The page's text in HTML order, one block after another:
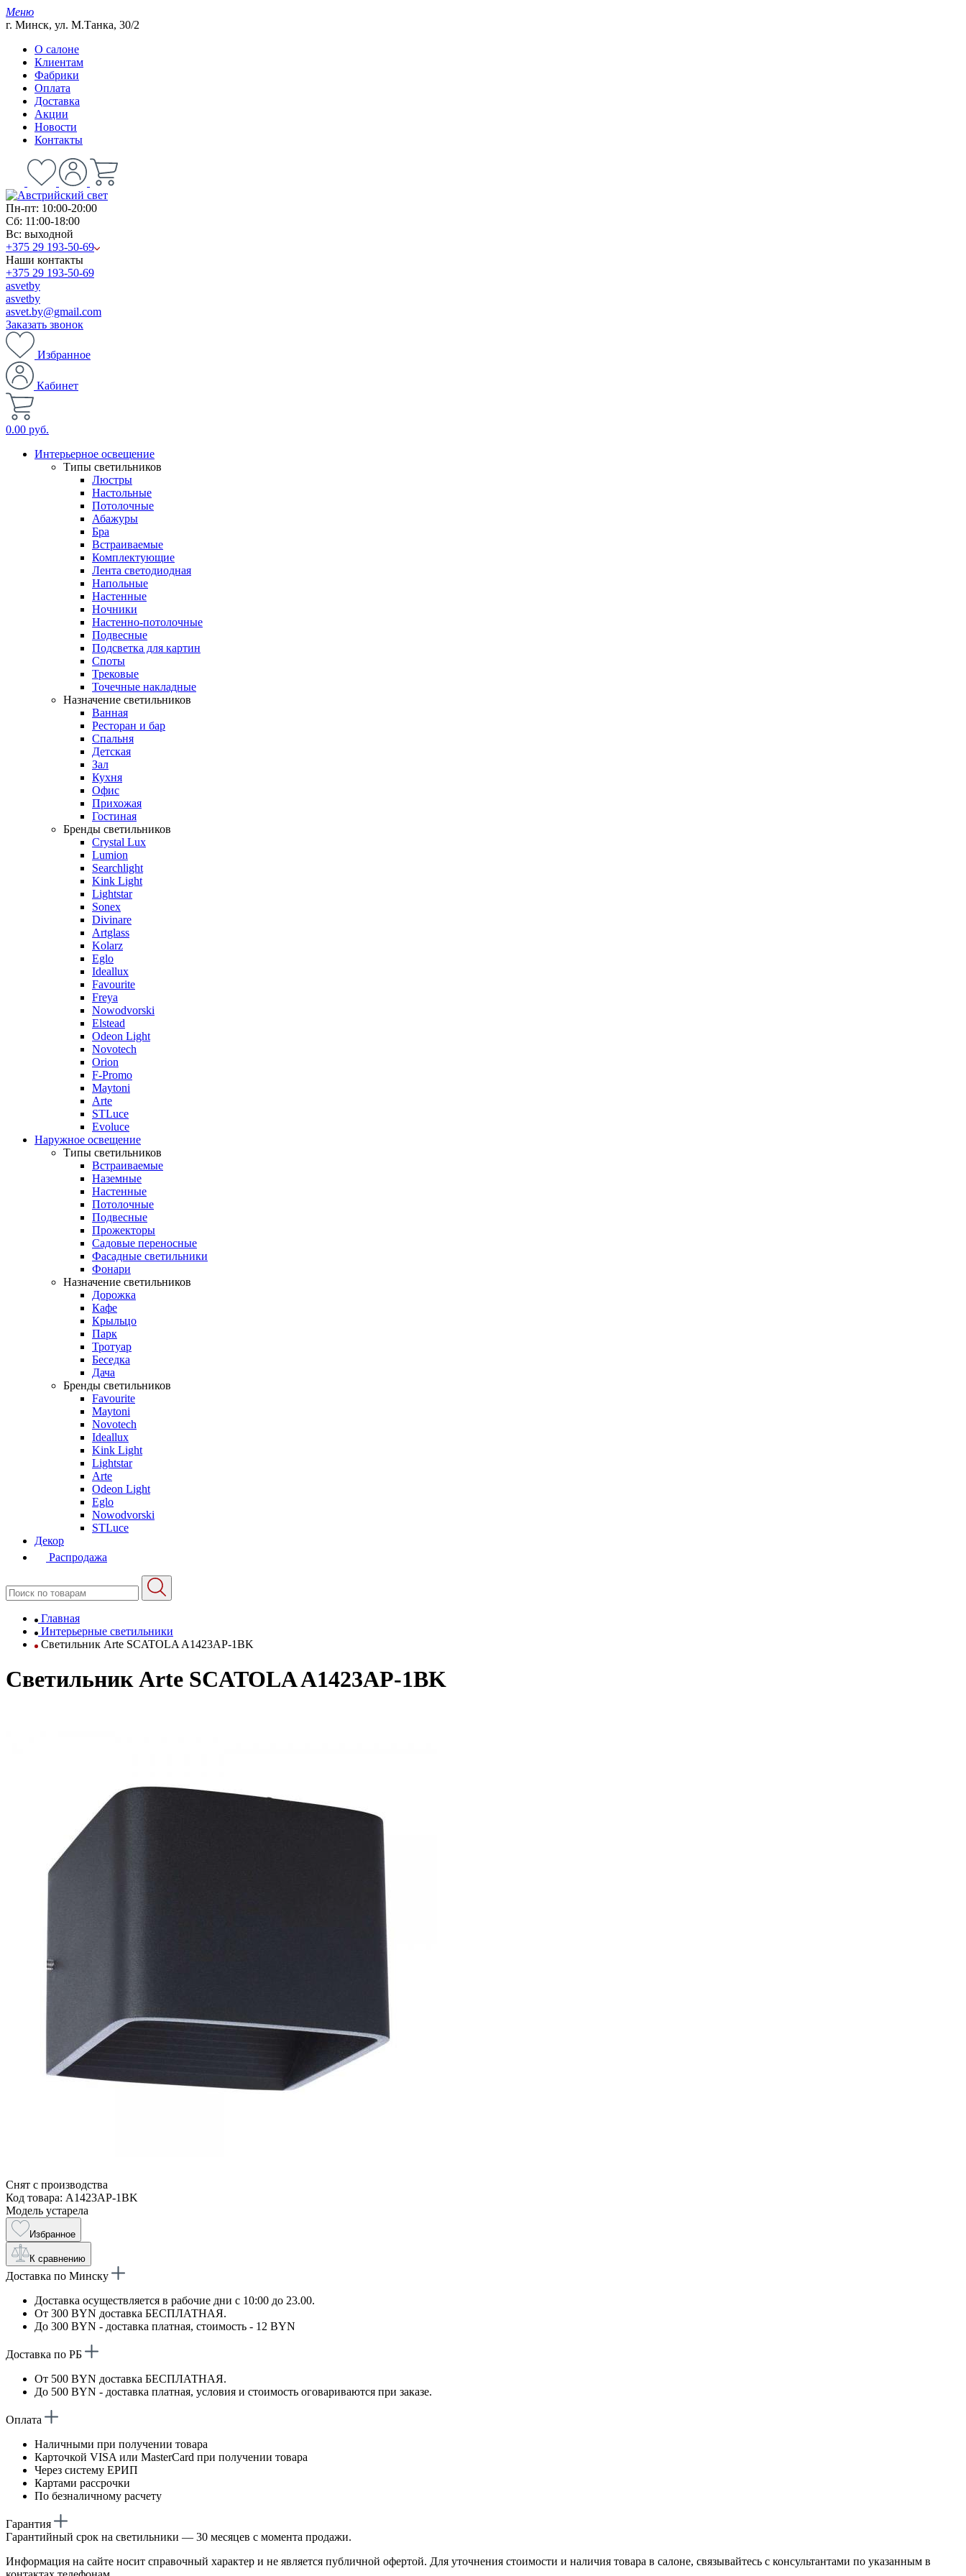
Меню
г. Минск, ул. М.Танка, 30/2
О салоне
Клиентам
Фабрики
Оплата
Доставка
Акции
Новости
Контакты
Пн-пт: 10:00-20:00
Сб: 11:00-18:00
Вс: выходной
+375 29 193-50-69
Наши контакты
+375 29 193-50-69
asvetby
asvetby
asvet.by@gmail.com
Заказать звонок
Избранное
Кабинет
0.00 руб.
Интерьерное освещение
Типы светильников
Люстры
Настольные
Потолочные
Абажуры
Бра
Встраиваемые
Комплектующие
Лента светодиодная
Напольные
Настенные
Ночники
Настенно-потолочные
Подвесные
Подсветка для картин
Споты
Трековые
Точечные накладные
Назначение светильников
Ванная
Ресторан и бар
Спальня
Детская
Зал
Кухня
Офис
Прихожая
Гостиная
Бренды светильников
Crystal Lux
Lumion
Searchlight
Kink Light
Lightstar
Sonex
Divinare
Artglass
Kolarz
Eglo
Ideallux
Favourite
Freya
Nowodvorski
Elstead
Odeon Light
Novotech
Orion
F-Promo
Maytoni
Arte
STLuce
Evoluce
Наружное освещение
Типы светильников
Встраиваемые
Наземные
Настенные
Потолочные
Подвесные
Прожекторы
Садовые переносные
Фасадные светильники
Фонари
Назначение светильников
Дорожка
Кафе
Крыльцо
Парк
Тротуар
Беседка
Дача
Бренды светильников
Favourite
Maytoni
Novotech
Ideallux
Kink Light
Lightstar
Arte
Odeon Light
Eglo
Nowodvorski
STLuce
Декор
Распродажа
Главная
Интерьерные светильники
Светильник Arte SCATOLA A1423AP-1BK
Светильник Arte SCATOLA A1423AP-1BK
Снят с производства
Код товара: A1423AP-1BK
Модель устарела
Избранное
К сравнению
Доставка по Минску
Доставка осуществляется в рабочие дни с 10:00 до 23.00.
От 300 BYN доставка БЕСПЛАТНАЯ.
До 300 BYN - доставка платная, стоимость - 12 BYN
Доставка по РБ
От 500 BYN доставка БЕСПЛАТНАЯ.
До 500 BYN - доставка платная, условия и стоимость оговариваются при заказе.
Оплата
Наличными при получении товара
Карточкой VISA или MasterCard при получении товара
Через систему ЕРИП
Картами рассрочки
По безналичному расчету
Гарантия
Гарантийный срок на светильники — 30 месяцев с момента продажи.
Информация на сайте носит справочный характер и не является публичной офертой. Для уточнения стоимости и наличия товара в салоне, связывайтесь с консультантами по указанным в